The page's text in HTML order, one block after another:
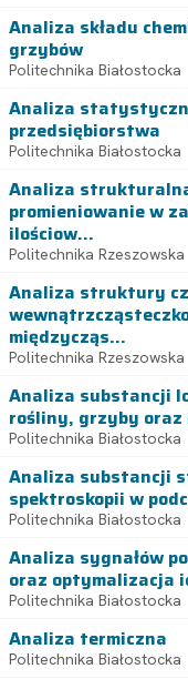
Analiza składu
grzybów
Politechnika Białostocka
Analiza
przedsiębiorstwa
Politechnika Białostocka
Analiza
promieniowanie w
ilościow...
Politechnika Rzeszowska
Analiza struktury
międzycząs...
Politechnika Rzeszowska
Analiza substancji
rośliny, grzyby
Politechnika Białostocka
Analiza substancji
spektroskopii w
Politechnika Białostocka
Analiza sygnałów
oraz optymalizacja
Politechnika Białostocka
Analiza termiczna
Politechnika Białostocka